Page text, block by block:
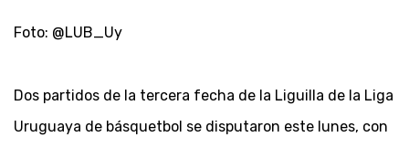
Foto: @LUB_Uy
Dos partidos de la tercera fecha de la Liguilla de la Liga
Uruguaya de básquetbol se disputaron este lunes, con